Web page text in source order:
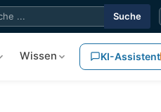
Suche
Wissen KI-Assistent